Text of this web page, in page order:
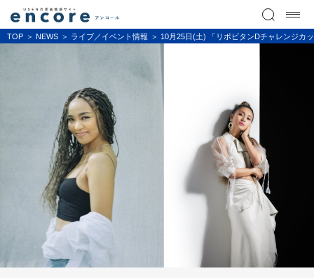
TOP NEWS ライブ／イベント情報 10月25日(土) 「リポビタンDチャレンジカ